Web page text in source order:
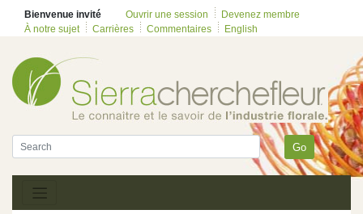
Bienvenue invité Ouvrir une session
Devenez membre
À notre sujet
Carrières Commentaires English
Go